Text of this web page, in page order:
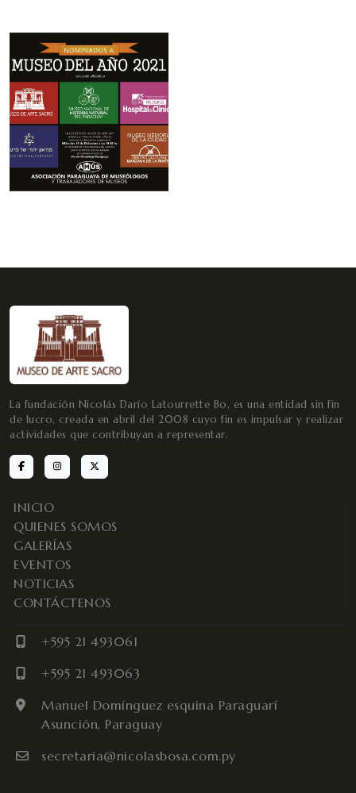
La fundación Nicolás Darío Latourrette Bo, es una entidad sin fin
de lucro, creada en abril del 2008 cuyo fin es impulsar y realizar
actividades que contribuyan a representar.
INICIO
QUIENES SOMOS
GALERÍAS
EVENTOS
NOTICIAS
CONTÁCTENOS
+595 21 493061
+595 21 493063
Manuel Domínguez esquina Paraguarí
Asunción, Paraguay
secretaria@nicolasbosa.com.py